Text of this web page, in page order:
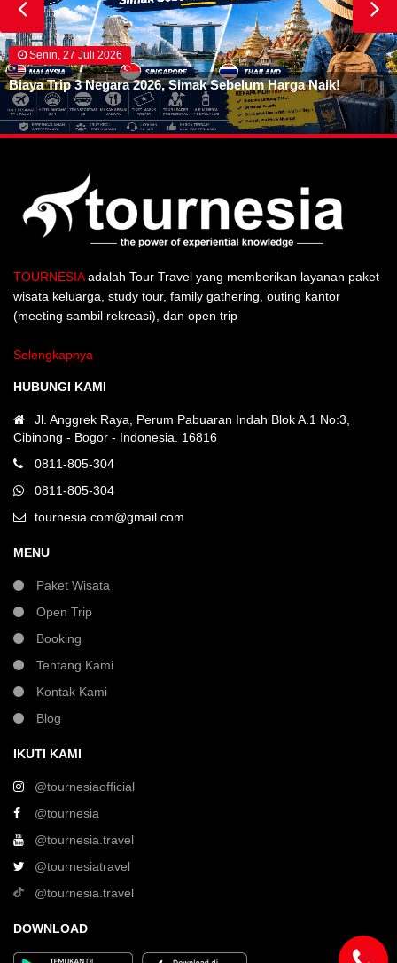
Senin, 27 Juli 2026
Biaya Trip 3 Negara 2026, Simak Sebelum Harga Naik!
TOURNESIAadalah Tour Travel yang memberikan layanan paket
wisata keluarga, study tour, family gathering, outing kantor
(meeting sambil rekreasi), dan open trip
Selengkapnya
HUBUNGI KAMI
Jl. Anggrek Raya, Perum Pabuaran Indah Blok A.1 No:3,
Cibinong - Bogor - Indonesia. 16816
0811-805-304
0811-805-304
tournesia.com@gmail.com
MENU
Paket Wisata
Open Trip
Booking
Tentang Kami
Kontak Kami
Blog
IKUTI KAMI
@tournesiaofficial
@tournesia
@tournesia.travel
@tournesiatravel
@tournesia.travel
DOWNLOAD